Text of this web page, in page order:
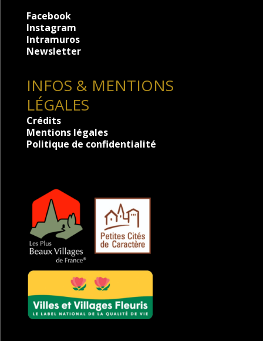
Facebook
Instagram
Intramuros
Newsletter
INFOS & MENTIONS
LÉGALES
Crédits
Mentions légales
Politique de confidentialité